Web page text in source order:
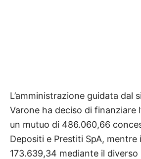
L’amministrazione guidata dal
Varone ha deciso di finanziare
un mutuo di 486.060,66
Depositi e Prestiti SpA, mentre
173.639,34 mediante il